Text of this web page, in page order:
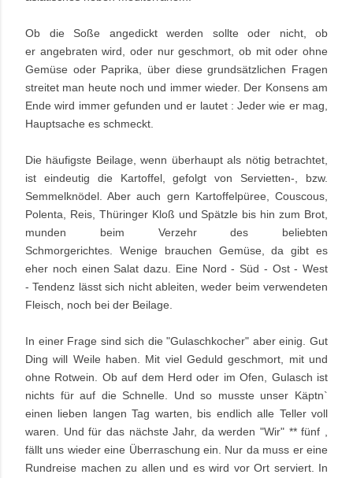
Ob die Soße angedickt werden sollte oder nicht, ob
er angebraten wird, oder nur geschmort, ob mit oder ohne
Gemüse oder Paprika, über diese grundsätzlichen Fragen
streitet man heute noch und immer wieder. Der Konsens am
Ende wird immer gefunden und er lautet : Jeder wie er mag,
Hauptsache es schmeckt.
Die häufigste Beilage, wenn überhaupt als nötig betrachtet,
ist eindeutig die Kartoffel, gefolgt von Servietten-, bzw.
Semmelknödel. Aber auch gern Kartoffelpüree, Couscous,
Polenta, Reis, Thüringer Kloß und Spätzle bis hin zum Brot,
munden beim Verzehr des beliebten
Schmorgerichtes. Wenige brauchen Gemüse, da gibt es
eher noch einen Salat dazu. Eine Nord - Süd - Ost - West
-Tendenz lässt sich nicht ableiten, weder beim verwendeten
Fleisch, noch bei der Beilage.
In einer Frage sind sich die "Gulaschkocher" aber einig. Gut
Ding will Weile haben. Mit viel Geduld geschmort, mit und
ohne Rotwein. Ob auf dem Herd oder im Ofen, Gulasch ist
nichts für auf die Schnelle. Und so musste unser Käptn`
einen lieben langen Tag warten, bis endlich alle Teller voll
waren. Und für das nächste Jahr, da werden "Wir" ** fünf ,
fällt uns wieder eine Überraschung ein. Nur da muss er eine
Rundreise machen zu allen und es wird vor Ort serviert. In